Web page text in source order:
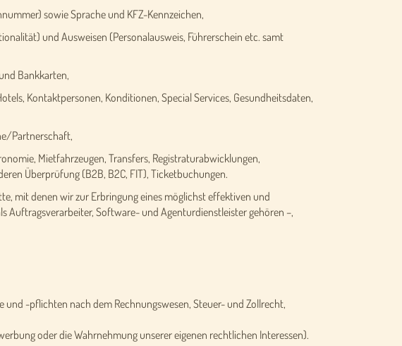
sowie Sprache und KFZ-Kennzeichen,
und Ausweisen (Personalausweis, Führerschein etc. samt
Bankkarten,
Kontaktpersonen, Konditionen, Special Services, Gesundheitsdaten,
Partnerschaft,
Mietfahrzeugen, Transfers, Registraturabwicklungen,
Überprüfung (B2B, B2C, FIT), Ticketbuchungen.
mit denen wir zur Erbringung eines möglichst effektiven und
Auftragsverarbeiter, Software- und Agenturdienstleister gehören –,
-pflichten nach dem Rechnungswesen, Steuer- und Zollrecht,
oder die Wahrnehmung unserer eigenen rechtlichen Interessen).